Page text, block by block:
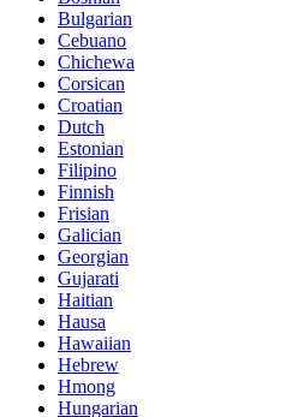
Bulgarian
Cebuano
Chichewa
Corsican
Croatian
Dutch
Estonian
Filipino
Finnish
Frisian
Galician
Georgian
Gujarati
Haitian
Hausa
Hawaiian
Hebrew
Hmong
Hungarian